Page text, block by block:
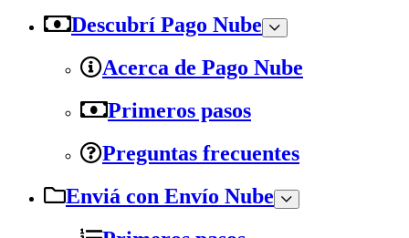
Descubrí Pago Nube
Acerca de Pago Nube
Primeros pasos
Preguntas frecuentes
Enviá con Envío Nube